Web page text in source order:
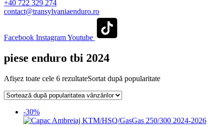
+40 722 329 274
contact@transylvaniaenduro.ro
Facebook InstagramYoutube
piese enduro tbi 2024
Afișez toate cele 6 rezultateSortat după popularitate
-30%